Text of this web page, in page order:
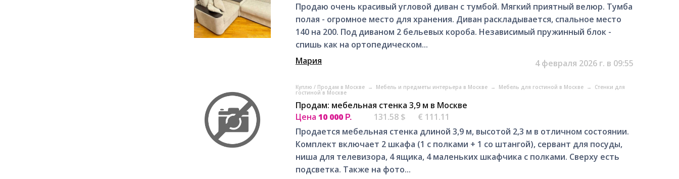
Продаю очень красивый угловой диван с тумбой. Мягкий приятный велюр. Тумба
полая - огромное место для хранения. Диван раскладывается, спальное место
140 на 200. Под диваном 2 бельевых короба. Независимый пружинный блок -
спишь как на ортопедическом...
Мария
4 февраля 2026 г. в 09:55
Куплю / Продам в Москве → Мебель и предметы интерьера в Москве → Мебель для гостиной в Москве → Стенки для
гостиной в Москве
Продам: мебельная стенка 3,9 м в Москве
Цена 10 000 Р. 131.58 $
€ 111.11
Продается мебельная стенка длиной 3,9 м, высотой 2,3 м в отличном состоянии.
Комплект включает 2 шкафа (1 с полками + 1 со штангой), сервант для посуды,
ниша для телевизора, 4 ящика, 4 маленьких шкафчика с полками. Сверху есть
подсветка. Также на фото...